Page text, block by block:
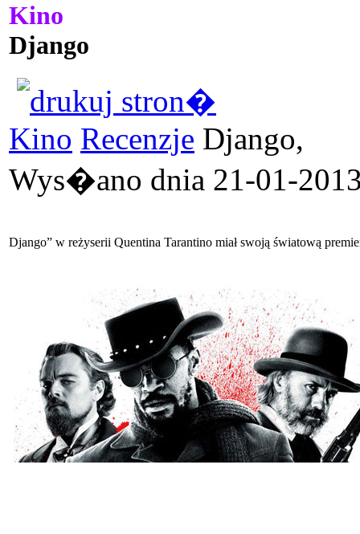
Kino
Django
Kino Recenzje Django,
Wys�ano dnia 21-01-
Django” w reżyserii Quentina Tarantino miał swoją światową